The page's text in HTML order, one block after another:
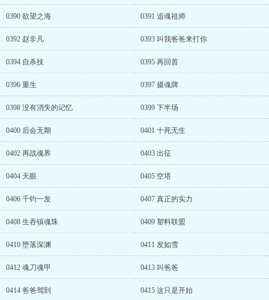
0390 欲望之海 0391 追魂祖师
0392 赵非凡 0393 叫我爸爸来打你
0394 自杀技 0395 再回首
0396 重生 0397 摄魂牌
0398 没有消失的记忆 0399 下半场
0400 后会无期 0401 十死无生
0402 再战魂界 0403 出征
0404 天眼 0405 空塔
0406 千钧一发 0407 真正的实力
0408 生吞镇魂珠 0409 塑料联盟
0410 堕落深渊 0411 发如雪
0412 魂刀魂甲 0413 叫爸爸
0414 爸爸驾到 0415 这只是开始